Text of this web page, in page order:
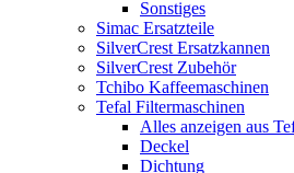
Sonstiges
Simac Ersatzteile
SilverCrest Ersatzkannen
SilverCrest Zubehör
Tchibo Kaffeemaschinen
Tefal Filtermaschinen
Alles anzeigen aus
Deckel
Dichtung